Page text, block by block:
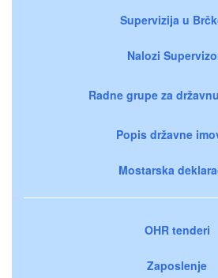
Supervizija u
Nalozi
Radne grupe za
Popis državne
Mostarska
OHR tenderi
Zaposlenje